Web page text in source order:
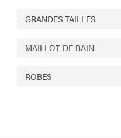
GRANDES TAILLES
MAILLOT DE BAIN
ROBES